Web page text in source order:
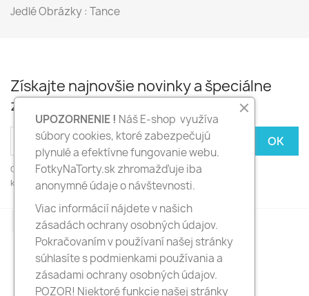
Jedlé Obrázky : Tance
Získajte najnovšie novinky a špeciálne
zľavy
Odber noviniek môžete kedykoľvek zrušiť. Ak to chcete urobiť,
kontaktujte nás.
FacebookInstagram
UPOZORNENIE ! Náš E-shop využíva
súbory cookies, ktoré zabezpečujú
plynulé a efektívne fungovanie webu.
FotkyNaTorty.sk zhromažďuje iba
anonymné údaje o návštevnosti.
Viac informácií nájdete v našich
zásadách ochrany osobných údajov.
Pokračovaním v používaní našej stránky
súhlasíte s podmienkami používania a
zásadami ochrany osobných údajov.
POZOR! Niektoré funkcie našej stránky